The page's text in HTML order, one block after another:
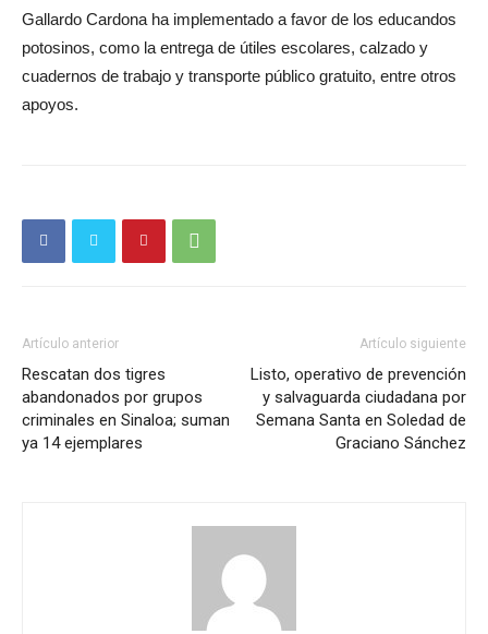
Gallardo Cardona ha implementado a favor de los educandos
potosinos, como la entrega de útiles escolares, calzado y
cuadernos de trabajo y transporte público gratuito, entre otros
apoyos.
Artículo anterior
Rescatan dos tigres
abandonados por grupos
criminales en Sinaloa; suman
ya 14 ejemplares
Artículo siguiente
Listo, operativo de prevención
y salvaguarda ciudadana por
Semana Santa en Soledad de
Graciano Sánchez